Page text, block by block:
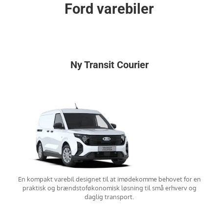
Ford varebiler
Ny Transit Courier
En kompakt varebil designet til at imødekomme behovet for en
praktisk og brændstoføkonomisk løsning til små erhverv og
daglig transport.